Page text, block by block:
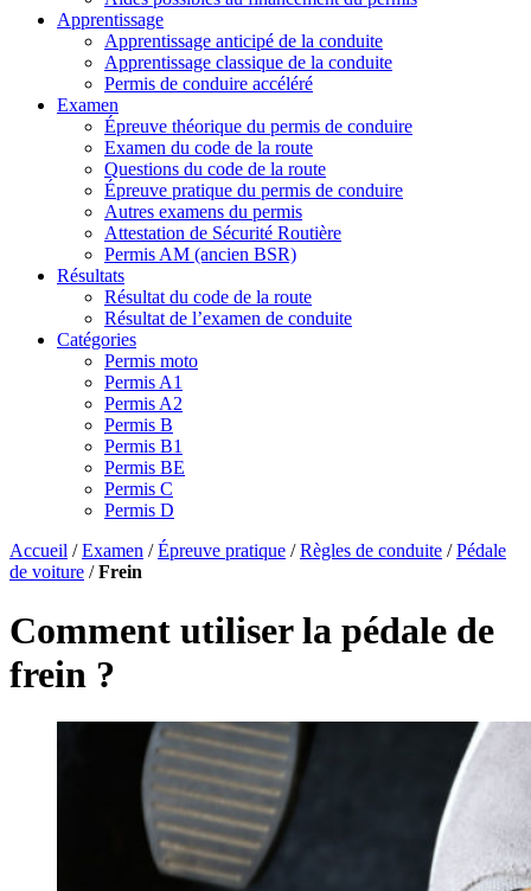
Apprentissage
Apprentissage anticipé de la conduite
Apprentissage classique de la conduite
Permis de conduire accéléré
Examen
Épreuve théorique du permis de conduire
Examen du code de la route
Questions du code de la route
Épreuve pratique du permis de conduire
Autres examens du permis
Attestation de Sécurité Routière
Permis AM (ancien BSR)
Résultats
Résultat du code de la route
Résultat de l’examen de conduite
Catégories
Permis moto
Permis A1
Permis A2
Permis B
Permis B1
Permis BE
Permis C
Permis D
Accueil /Examen /Épreuve pratique /Règles de conduite /Pédale
de voiture /Frein
Comment utiliser la pédale de
frein ?